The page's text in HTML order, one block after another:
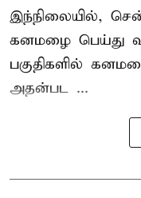
இந்நிலையில்,
கனமழை பெய்து
பகுதிகளில்
அதன்பட ...